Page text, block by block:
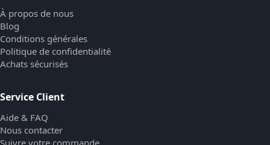
À propos de nous
Blog
Conditions générales
Politique de confidentialité
Achats sécurisés
Service Client
Aide & FAQ
Nous contacter
Suivre votre commande